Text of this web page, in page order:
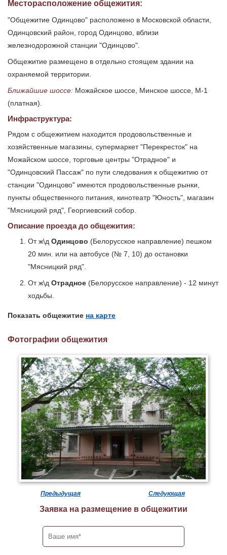
Месторасположение общежития:
"Общежитие Одинцово" расположено в Московской области,
Одинцовский район, город Одинцово, вблизи
железнодорожной станции "Одинцово".
Общежитие размещено в отдельно стоящем здании на
охраняемой территории.
Ближайшие шоссе: Можайское шоссе, Минское шоссе, М-1
(платная).
Инфраструктура:
Рядом с общежитием находится продовольственные и
хозяйственные магазины, супермаркет "Перекресток" на
Можайском шоссе, торговые центры "Отрадное" и
"Одинцовский Пассаж" по пути следования к общежитию от
станции "Одинцово" имеются продовольственные рынки,
пункты общественного питания, кинотеатр "Юность", магазин
"Мясницкий ряд", Георгиевский собор.
Описание проезда до общежития:
От ж\д Одинцово (Белорусское направление) пешком
20 мин. или на автобусе (№ 7, 10) до остановки
"Мясницкий ряд".
От ж\д Отрадное (Белорусское направление) - 12 минут
ходьбы.
Показать общежитие на карте
Фотографии общежития
Предыдущая Следующая
Заявка на размещение в общежитии